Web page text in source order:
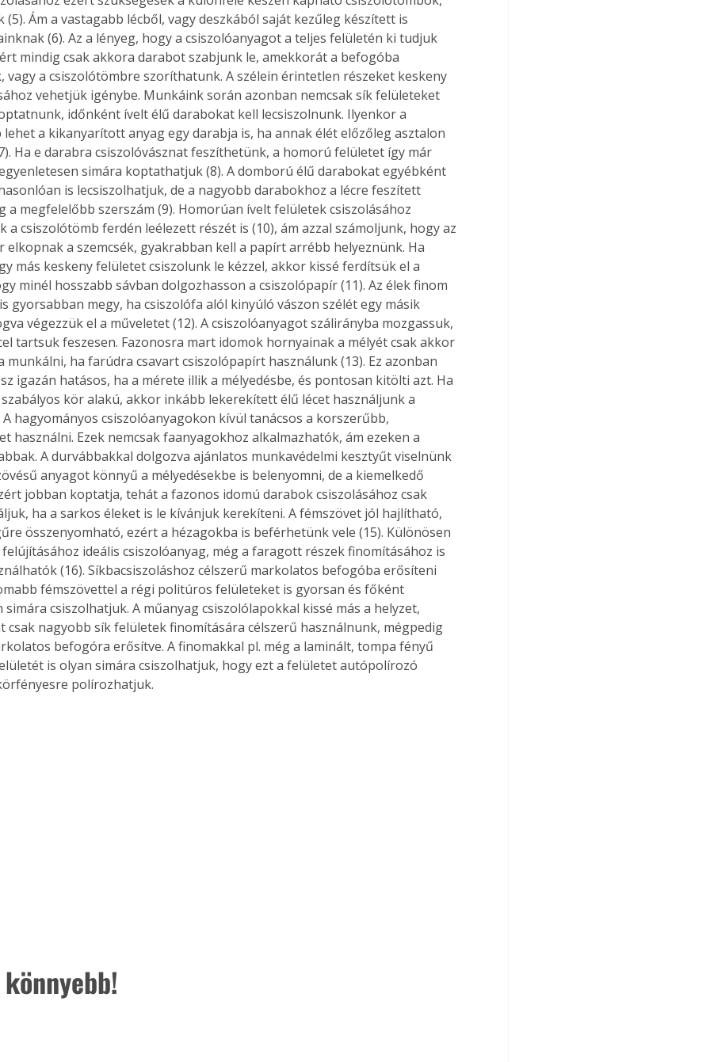
A
(5). Ám a vastagabb lécből, vagy deszkából saját kezűleg készített is
(6). Az a lényeg, hogy a csiszolóanyagot a teljes felületén ki tudjuk
mindig csak akkora darabot szabjunk le, amekkorát a befogóba
vagy a csiszolótömbre szoríthatunk. A szélein érintetlen részeket keskeny
vehetjük igénybe. Munkáink során azonban nemcsak sík felületeket
időnként ívelt élű darabokat kell lecsiszolnunk. Ilyenkor a
lehet a kikanyarított anyag egy darabja is, ha annak élét előzőleg asztalon
Ha e darabra csiszolóvásznat feszíthetünk, a homorú felületet így már
simára koptathatjuk (8). A domború élű darabokat egyébként
is lecsiszolhatjuk, de a nagyobb darabokhoz a lécre feszített
a megfelelőbb szerszám (9). Homorúan ívelt felületek csiszolásához
a csiszolótömb ferdén leélezett részét is (10), ám azzal számoljunk, hogy az
elkopnak a szemcsék, gyakrabban kell a papírt arrébb helyeznünk. Ha
más keskeny felületet csiszolunk le kézzel, akkor kissé ferdítsük el a
minél hosszabb sávban dolgozhasson a csiszolópapír (11). Az élek finom
gyorsabban megy, ha csiszolófa alól kinyúló vászon szélét egy másik
végezzük el a műveletet (12). A csiszolóanyagot szálirányba mozgassuk,
tartsuk feszesen. Fazonosra mart idomok hornyainak a mélyét csak akkor
munkálni, ha farúdra csavart csiszolópapírt használunk (13). Ez azonban
igazán hatásos, ha a mérete illik a mélyedésbe, és pontosan kitölti azt. Ha
kör alakú, akkor inkább lekerekített élű lécet használjunk a
A hagyományos csiszolóanyagokon kívül tanácsos a korszerűbb,
használni. Ezek nemcsak faanyagokhoz alkalmazhatók, ám ezeken a
A durvábbakkal dolgozva ajánlatos munkavédelmi kesztyűt viselnünk
anyagot könnyű a mélyedésekbe is belenyomni, de a kiemelkedő
jobban koptatja, tehát a fazonos idomú darabok csiszolásához csak
ha a sarkos éleket is le kívánjuk kerekíteni. A fémszövet jól hajlítható,
összenyomható, ezért a hézagokba is beférhetünk vele (15). Különösen
ideális csiszolóanyag, még a faragott részek finomításához is
(16). Síkbacsiszoláshoz célszerű markolatos befogóba erősíteni
fémszövettel a régi politúros felületeket is gyorsan és főként
simára csiszolhatjuk. A műanyag csiszolólapokkal kissé más a helyzet,
csak nagyobb sík felületek finomítására célszerű használnunk, mégpedig
befogóra erősítve. A finomakkal pl. még a laminált, tompa fényű
is olyan simára csiszolhatjuk, hogy ezt a felületet autópolírozó
polírozhatjuk.